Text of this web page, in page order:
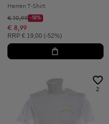
Herren T-Shirt
Startpreis:
€ 10,99
Discount Price:
-18%
Reduzierter Preis:
€ 8,99
Unverbindliche Preisempfehlung:
RRP € 19,00 (-52%)
2